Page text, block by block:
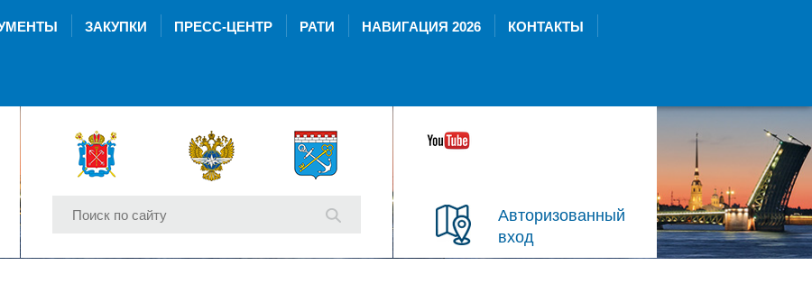
ЗАКУПКИ ПРЕСС-ЦЕНТР РАТИ НАВИГАЦИЯ 2026 КОНТАКТЫ
Авторизованный
вход